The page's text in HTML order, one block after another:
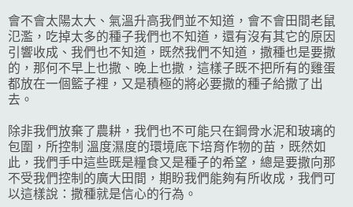
會不會太陽太大、氣溫升高我們並不知道，會不會田間老鼠
氾濫，吃掉太多的種子我們也不知道，還有沒有其它的原因
引響收成、我們也不知道，既然我們不知道，撒種也是要撒
的，那何不早上也撒、晚上也撒，這樣子既不把所有的雞蛋
都放在一個籃子裡，又是積極的將必要撒的種子給撒了出
去。
除非我們放棄了農耕，我們也不可能只在鋼骨水泥和玻璃的
包圍，所控制 溫度濕度的環境底下培育作物的苗，既然如
此，我們手中這些既是糧食又是種子的希望，總是要撒向那
不受我們控制的廣大田間，期盼我們能夠有所收成，我們可
以這樣說：撒種就是信心的行為。